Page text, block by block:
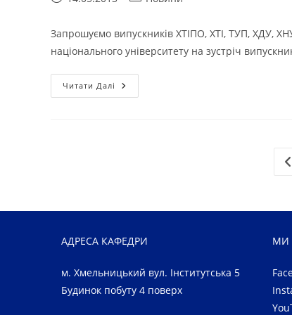
Запрошуємо випускників ХТІПО, ХТІ, ТУП, ХДУ,
національного університету на зустріч
Читати Далі ЗУСТРІЧ
ВИПУСКНИКІВ
АДРЕСА КАФЕДРИ
м. Хмельницький вул. Інститутська 5
Будинок побуту 4 поверх
МИ